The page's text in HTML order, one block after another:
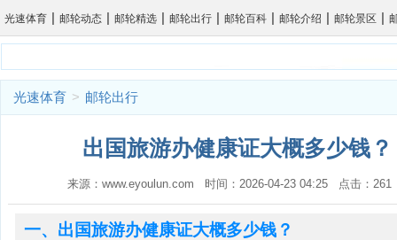
光速体育 | 邮轮动态 | 邮轮精选 | 邮轮出行 | 邮轮百科 | 邮轮介绍 | 邮轮景区 |
光速体育 > 邮轮出行
出国旅游办健康证大概多少钱
来源：www.eyoulun.com 时间：2026-04-23 04:25 点击：
一、出国旅游办健康证大概多少钱？